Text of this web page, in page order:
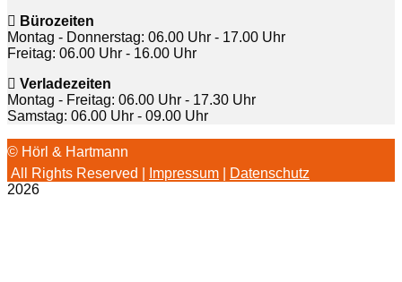
Bürozeiten
Montag - Donnerstag: 06.00 Uhr - 17.00 Uhr
Freitag: 06.00 Uhr - 16.00 Uhr
Verladezeiten
Montag - Freitag: 06.00 Uhr - 17.30 Uhr
Samstag: 06.00 Uhr - 09.00 Uhr
© Hörl & Hartmann
All Rights Reserved |
Impressum
Datenschutz
2026